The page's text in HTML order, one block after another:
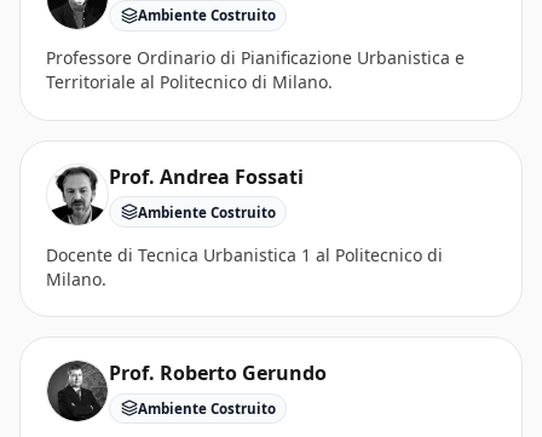
Ambiente Costruito
Professore Ordinario di Pianificazione Urbanistica e
Territoriale al Politecnico di Milano.
Prof. Andrea Fossati
Ambiente Costruito
Docente di Tecnica Urbanistica 1 al Politecnico di
Milano.
Prof. Roberto Gerundo
Ambiente Costruito